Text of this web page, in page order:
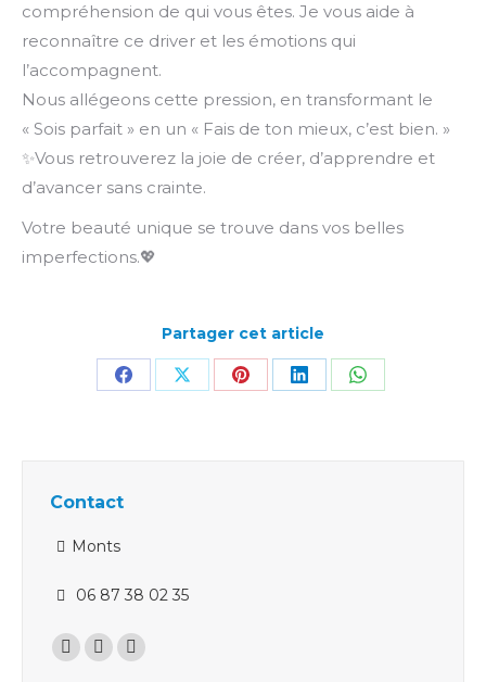
compréhension de qui vous êtes. Je vous aide à
reconnaître ce driver et les émotions qui
l’accompagnent.
Nous allégeons cette pression, en transformant le
« Sois parfait » en un « Fais de ton mieux, c’est bien. »
✨Vous retrouverez la joie de créer, d’apprendre et
d’avancer sans crainte.
Votre beauté unique se trouve dans vos belles
imperfections.💖
Partager cet article
PartagerPartagerPartagerPartagerPartager
Contact
Monts
06 87 38 02 35
Trouvez nous sur :
La
La
La